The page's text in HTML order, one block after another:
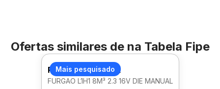
Ofertas similares de na Tabela Fipe
Mais pesquisado
RENAULT MASTER
FURGAO L1H1 8M³ 2.3 16V DIE MANUAL